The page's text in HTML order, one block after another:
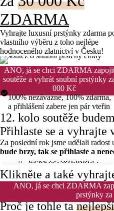
ZDARMA
Vyhrajte luxusní prstýnky zdarma
vlastního výběru z toho nejlépe
hodnoceného zlatnictví v Česku!
ANO, já se chci ZDARMA
soutěže a vyhrát snubní prstýnky
000 Kč
100% nezávazné, 100% zdarma,
a přihlášení zabere jen pár vteřin
12. kolo soutěže
Přihlaste se a vyhrajte
Za poslední rok jsme udělali radost
bude brzy, tak se přihlaste a
🏆 Eliška Coufalová
🏆 Zuzana Grulichová
🏆 Markéta Rohelová
Klikněte a také
ANO, já se chci ZDARMA
prstýnky
Proč je tohle ta